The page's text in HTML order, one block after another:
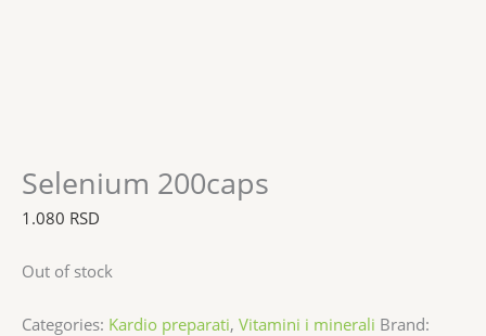
Selenium 200caps
1.080 RSD
Out of stock
Categories: Kardio preparati, Vitamini i minerali Brand: